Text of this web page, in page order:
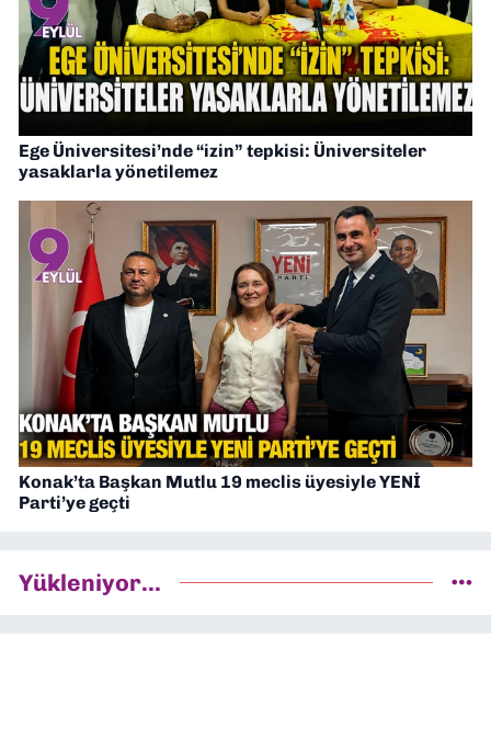
Ege Üniversitesi’nde “izin” tepkisi: Üniversiteler
yasaklarla yönetilemez
Konak’ta Başkan Mutlu 19 meclis üyesiyle YENİ
Parti’ye geçti
Yükleniyor...